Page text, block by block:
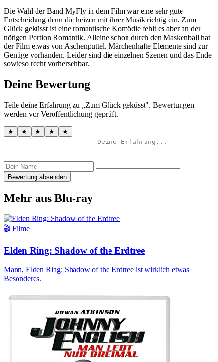
Die Wahl der Band MyFly in dem Film war eine sehr gute
Entscheidung denn die heizen mit ihrer Musik richtig ein. Zum
Glück geküsst ist eine romantische Komödie fehlt es aber an der
nötigen Portion Romantik. Alleine schon durch den Maskenball hat
der Film etwas von Aschenputtel. Märchenhafte Elemente sind zur
Genüge vorhanden. Leider sind die einzelnen Szenen und das Ende
sowieso recht vorhersehbar.
Deine Bewertung
Teile deine Erfahrung zu „Zum Glück geküsst". Bewertungen
werden vor Veröffentlichung geprüft.
★ ★ ★ ★ ★
Bewertung absenden
Mehr aus Blu-ray
🎬 Filme
Elden Ring: Shadow of the Erdtree
Mann, Elden Ring: Shadow of the Erdtree ist wirklich etwas
Besonderes.